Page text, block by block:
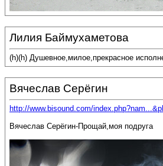
Лилия Баймухаметова
(h)(h) Душевное,милое,прекрасное
Вячеслав Серёгин
http://www.bisound.com/
Вячеслав Серёгин-Прощай,моя подруга